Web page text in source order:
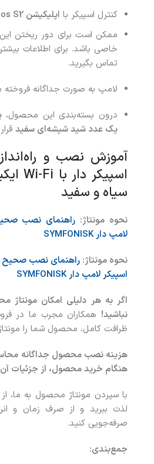
کنترل اسپیکر با اپلیکیشن Sonos S2
ممکن است برای دور ریختن
خاصی باشد. برای اطلاعات
تماس بگیرید.
لامپ به صورت جداگانه
درون بسته‌بندی این محصول،
یک عدد شید شیشه‌ای سفید
آموزش نصب و
سیاه و سفید
نحوه مونتاژ: راهنمای نصب
لامپ دارSYMFONISK
نحوه مونتاژ:راهنمای نصب
اسپیکر لامپ دارSYMFONISK
اگر به هر دلیلی امکان مونتاژ
نباشید! همکاران مجرب ما در
ظرافت کامل، محصول شما را
هزینه نصب محصول جداگانه
هنگام خرید محصول، از جزئیات
با سپردن مونتاژ محصول به ما،
لذت ببرید و از صرف زمان و
صرفه‌جویی کنید.
جمع‌بندی: